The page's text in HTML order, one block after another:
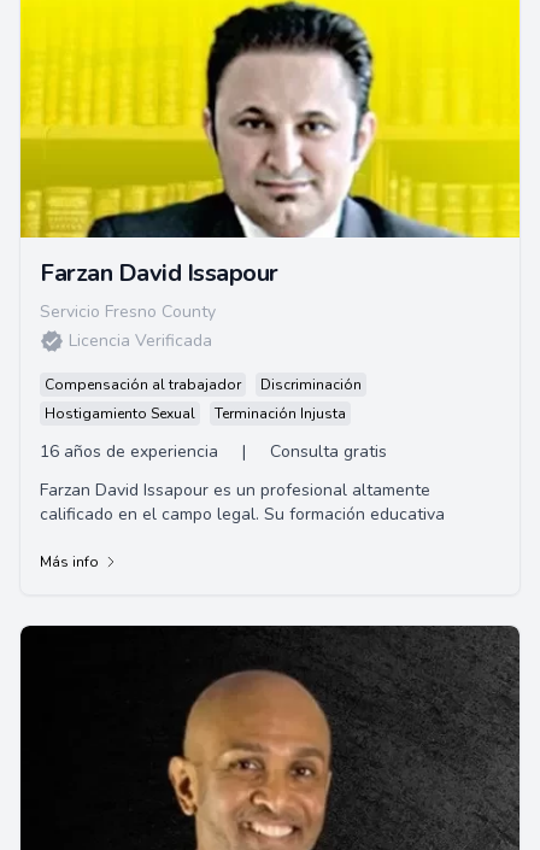
Farzan David Issapour
Servicio Fresno County
Licencia Verificada
Compensación al trabajador
Discriminación
Hostigamiento Sexual
Terminación Injusta
16 años de experiencia |
Consulta gratis
Farzan David Issapour es un profesional altamente
calificado en el campo legal. Su formación educativa
Más info